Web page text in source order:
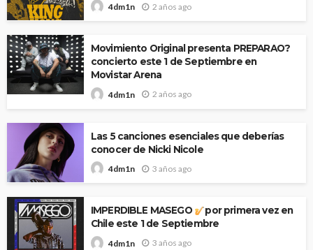
4dm1n 2 años ago
Movimiento Original presenta PREPARAO?
concierto este 1 de Septiembre en
Movistar Arena
4dm1n 2 años ago
Las 5 canciones esenciales que deberías
conocer de Nicki Nicole
4dm1n 3 años ago
IMPERDIBLE MASEGO
por primera vez en
Chile este 1 de Septiembre
4dm1n 3 años ago